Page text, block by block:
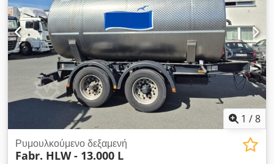
1 /8
Ρυμουλκούμενο δεξαμενή
Fabr. HLW - 13.000 L